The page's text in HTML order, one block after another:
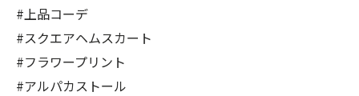
#上品コーデ
#スクエアヘムスカート
#フラワープリント
#アルパカストール